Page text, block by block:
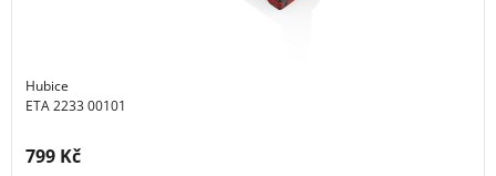
Hubice
ETA 2233 00101
Cena s DPH:
799 Kč